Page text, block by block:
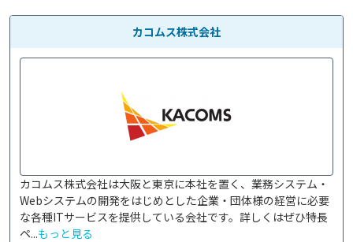
カコムス株式会社
カコムス株式会社は大阪と東京に本社を置く、業務システム・
Webシステムの開発をはじめとした企業・団体様の経営に必要
な各種ITサービスを提供している会社です。詳しくはぜひ特長
ペ...もっと見る